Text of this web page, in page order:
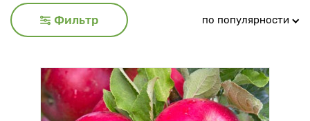
Фильтр по популярности